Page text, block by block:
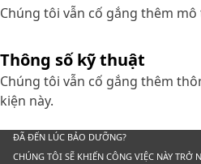
Chúng tôi vẫn cố gắng thêm
Thông số kỹ thuật
Chúng tôi vẫn cố gắng thêm
kiện này.
ĐÃ ĐẾN LÚC BẢO DƯỠNG?
CHÚNG TÔI SẼ KHIẾN CÔNG VIỆC NÀY TRỞ